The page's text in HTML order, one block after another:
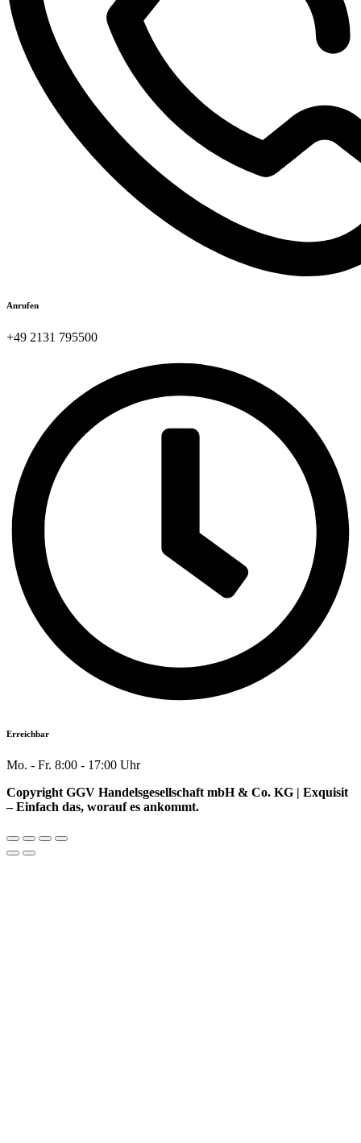
Anrufen
+49 2131 795500​
Erreichbar
Mo. - Fr. 8:00 - 17:00 Uhr
Copyright GGV Handelsgesellschaft mbH & Co. KG | Exquisit
– Einfach das, worauf es ankommt.